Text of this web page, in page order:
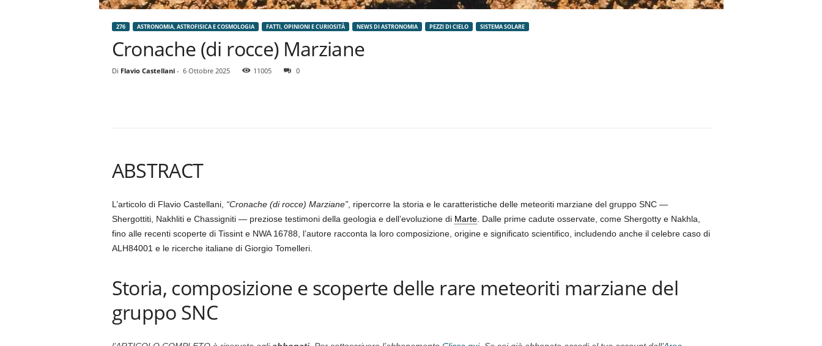
276 ASTRONOMIA, ASTROFISICA E COSMOLOGIA FATTI, OPINIONI E CURIOSITÀ NEWS DI ASTRONOMIA PEZZI DI CIELO SISTEMA SOLARE
Cronache (di rocce) Marziane
Di Flavio Castellani- 6 Ottobre 2025 11005 0
ABSTRACT
L’articolo di Flavio Castellani, “Cronache (di rocce) Marziane”, ripercorre la storia e le caratteristiche delle meteoriti marziane del gruppo SNC —
Shergottiti, Nakhliti e Chassigniti — preziose testimoni della geologia e dell’evoluzione di Marte. Dalle prime cadute osservate, come Shergotty e Nakhla,
fino alle recenti scoperte di Tissint e NWA 16788, l’autore racconta la loro composizione, origine e significato scientifico, includendo anche il celebre caso di
ALH84001 e le ricerche italiane di Giorgio Tomelleri.
Storia, composizione e scoperte delle rare meteoriti marziane del
gruppo SNC